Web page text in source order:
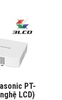
PT-
LCD)